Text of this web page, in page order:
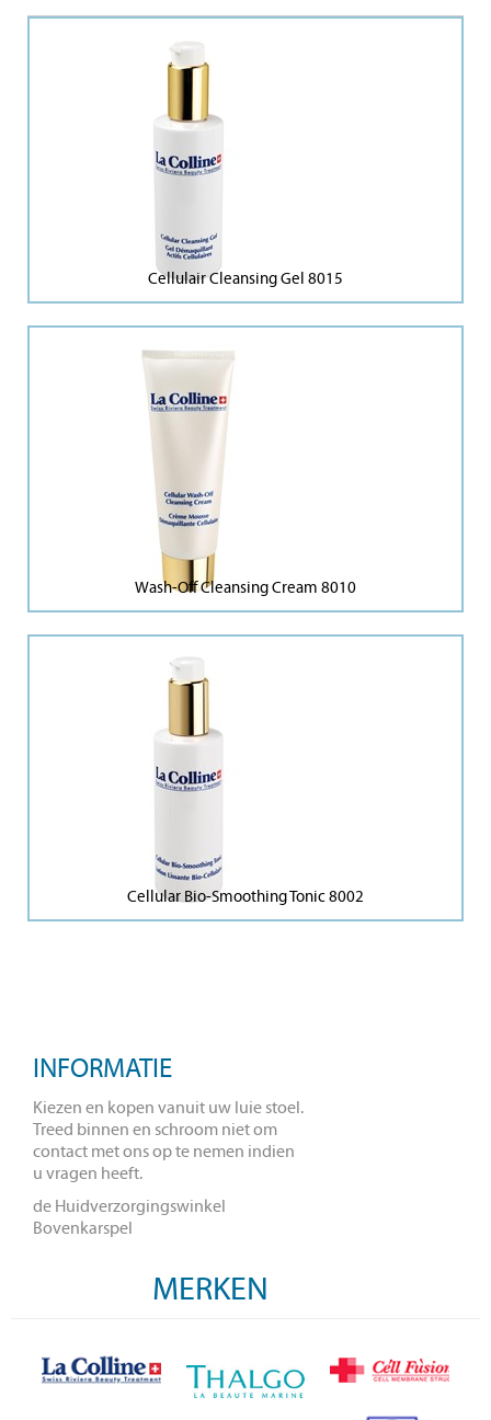
Cellulair Cleansing Gel 8015
Wash-Off Cleansing Cream 8010
Cellular Bio-Smoothing Tonic 8002
INFORMATIE
Kiezen en kopen vanuit uw luie stoel.
Treed binnen en schroom niet om
contact met ons op te nemen indien
u vragen heeft.
de Huidverzorgingswinkel
Bovenkarspel
MERKEN